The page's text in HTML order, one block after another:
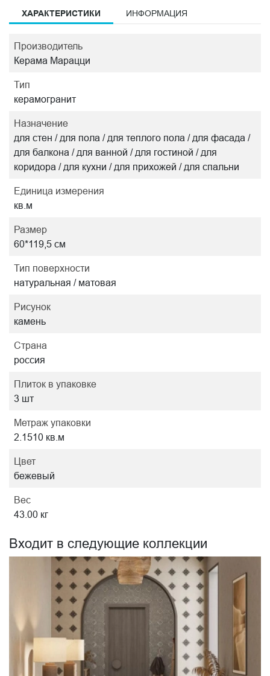
ХАРАКТЕРИСТИКИ ИНФОРМАЦИЯ
Производитель
Керама Марацци
Тип
керамогранит
Назначение
для стен / для пола / для теплого пола / для фасада /
для балкона / для ванной / для гостиной / для
коридора / для кухни / для прихожей / для спальни
Единица измерения
кв.м
Размер
60*119,5 см
Тип поверхности
натуральная / матовая
Рисунок
камень
Страна
россия
Плиток в упаковке
3 шт
Метраж упаковки
2.1510 кв.м
Цвет
бежевый
Вес
43.00 кг
Входит в следующие коллекции